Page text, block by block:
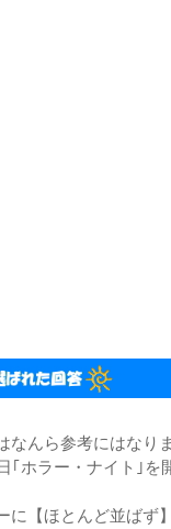
なんら参考にはなり
｢ホラー・ナイト｣を
に【ほとんど並ばず